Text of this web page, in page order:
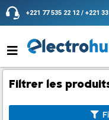
Aller
au
+221 77 535 22 12 / +221
Filtrer les